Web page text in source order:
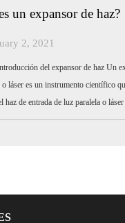
un expansor de haz?
2, 2021
del expansor de haz Un
o láser es un instrumento científico
haz de entrada de luz paralela o
grande. En cuanto al uso,...